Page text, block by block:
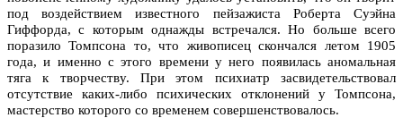
под воздействием известного пейзажиста Роберта Суэйна
Гиффорда, с которым однажды встречался. Но больше всего
поразило Томпсона то, что живописец скончался летом 1905
года, и именно с этого времени у него появилась аномальная
тяга к творчеству. При этом психиатр засвидетельствовал
отсутствие каких-либо психических отклонений у Томпсона,
мастерство которого со временем совершенствовалось.